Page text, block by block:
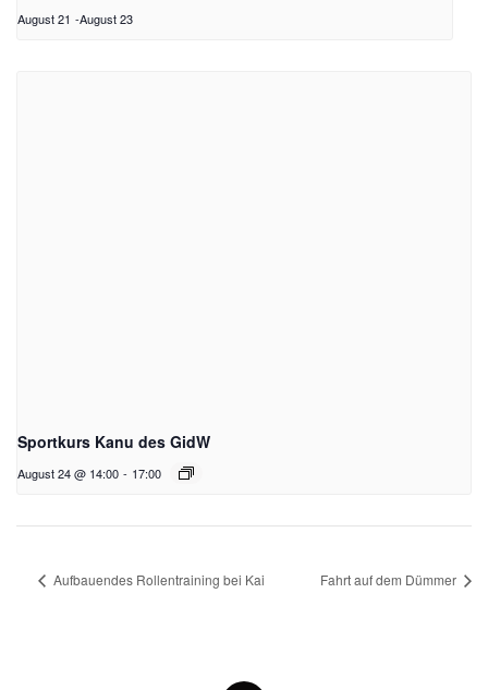
August 21 -August 23
Sportkurs Kanu des GidW
August 24 @ 14:00 - 17:00
Aufbauendes Rollentraining bei Kai Fahrt auf dem Dümmer